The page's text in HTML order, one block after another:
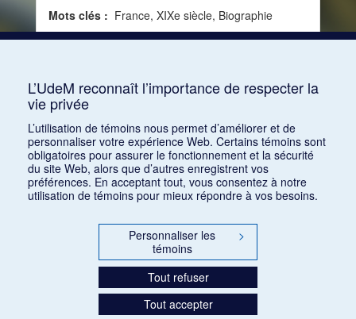
Mots clés : France, XIXe siècle, Biographie
1 2 3 4 5 … 11
L’UdeM reconnaît l’importance de respecter la
vie privée
L’utilisation de témoins nous permet d’améliorer et de
personnaliser votre expérience Web. Certains témoins sont
obligatoires pour assurer le fonctionnement et la sécurité
du site Web, alors que d’autres enregistrent vos
préférences. En acceptant tout, vous consentez à notre
utilisation de témoins pour mieux répondre à vos besoins.
Personnaliser les
témoins
>
Tout refuser
Tout accepter